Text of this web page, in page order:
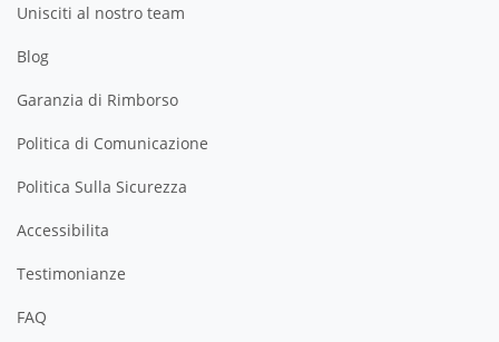
Unisciti al nostro team
Blog
Garanzia di Rimborso
Politica di Comunicazione
Politica Sulla Sicurezza
Accessibilita
Testimonianze
FAQ